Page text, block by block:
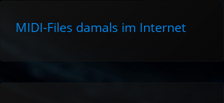
MIDI-Files damals im Internet